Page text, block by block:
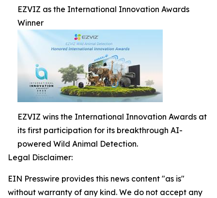
EZVIZ as the International Innovation Awards
Winner
EZVIZ wins the International Innovation Awards at
its first participation for its breakthrough AI-
powered Wild Animal Detection.
Legal Disclaimer:
EIN Presswire provides this news content "as is"
without warranty of any kind. We do not accept any